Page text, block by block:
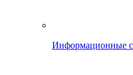
Информационные